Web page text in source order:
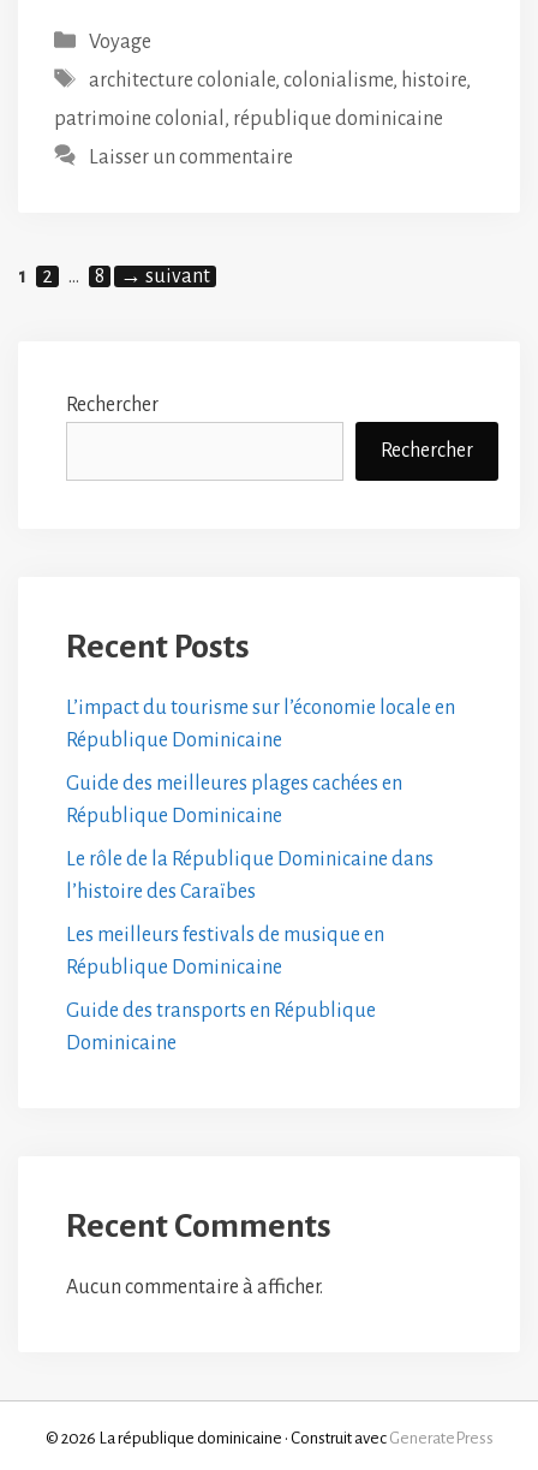
Catégories
Voyage
Étiquettes
architecture coloniale, colonialisme, histoire,
patrimoine colonial , république dominicaine
Laisser un commentaire
Page
1 Page
2 … Page
8 → suivant
Rechercher
Rechercher
Recent Posts
L’impact du tourisme sur l’économie locale en
République Dominicaine
Guide des meilleures plages cachées en
République Dominicaine
Le rôle de la République Dominicaine dans
l’histoire des Caraïbes
Les meilleurs festivals de musique en
République Dominicaine
Guide des transports en République
Dominicaine
Recent Comments
Aucun commentaire à afficher.
© 2026 La république dominicaine • Construit avec GeneratePress